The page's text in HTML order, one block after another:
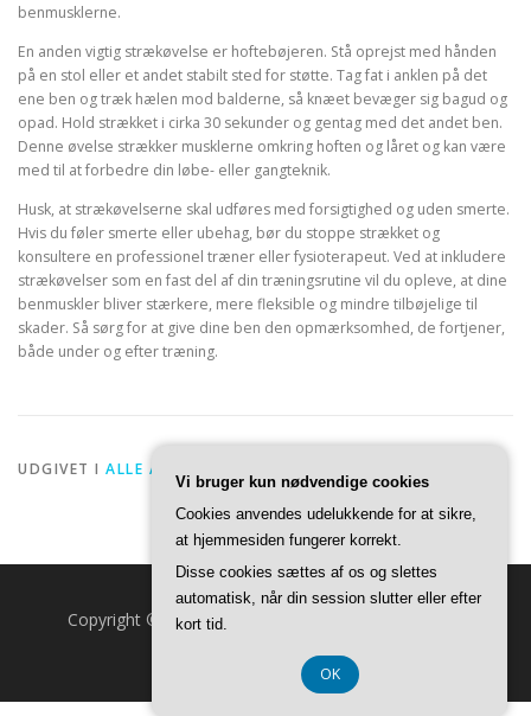
benmusklerne.
En anden vigtig strækøvelse er hoftebøjeren. Stå oprejst med hånden
på en stol eller et andet stabilt sted for støtte. Tag fat i anklen på det
ene ben og træk hælen mod balderne, så knæet bevæger sig bagud og
opad. Hold strækket i cirka 30 sekunder og gentag med det andet ben.
Denne øvelse strækker musklerne omkring hoften og låret og kan være
med til at forbedre din løbe- eller gangteknik.
Husk, at strækøvelserne skal udføres med forsigtighed og uden smerte.
Hvis du føler smerte eller ubehag, bør du stoppe strækket og
konsultere en professionel træner eller fysioterapeut. Ved at inkludere
strækøvelser som en fast del af din træningsrutine vil du opleve, at dine
benmuskler bliver stærkere, mere fleksible og mindre tilbøjelige til
skader. Så sørg for at give dine ben den opmærksomhed, de fortjener,
både under og efter træning.
UDGIVET I ALLE ARTIKLER
Copyright © 2026 Fuldmåne.dk
Vi bruger kun nødvendige cookies
Cookies anvendes udelukkende for at sikre,
at hjemmesiden fungerer korrekt.
Disse cookies sættes af os og slettes
automatisk, når din session slutter eller efter
kort tid.
OK